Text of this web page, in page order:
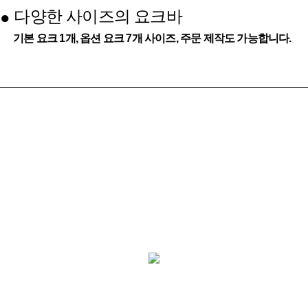
● 다양한 사이즈의 요크바
기본 요크 1개, 옵션 요크 7개 사이즈, 주문 제작도 가능합니다.